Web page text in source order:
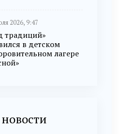
2026, 9:47
традиций»
в детском
лагере